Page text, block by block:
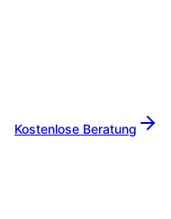
Kostenlose Beratung